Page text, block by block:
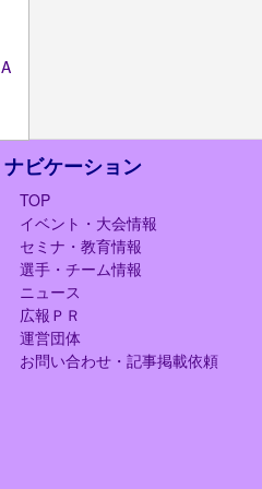
ナビケーション
TOP
イベント・大会情報
セミナ・教育情報
選手・チーム情報
ニュース
広報ＰＲ
運営団体
お問い合わせ・記事掲載依頼